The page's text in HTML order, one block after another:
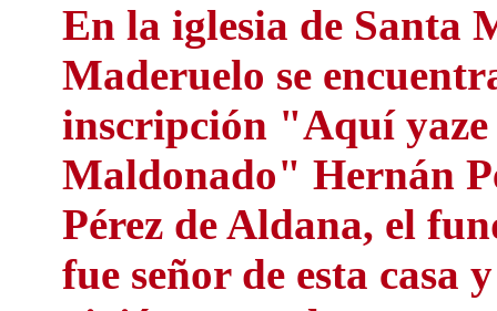
En la iglesia de Santa
Maderuelo se
inscripción "Aquí
Maldonado" Hernán
Pérez de Aldana, el
fue señor de esta casa